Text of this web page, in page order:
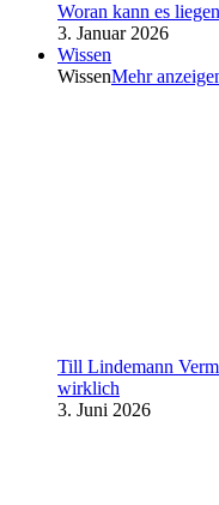
Woran kann es
3. Januar 2026
Wissen
WissenMehr
Till Lindemann
wirklich
3. Juni 2026